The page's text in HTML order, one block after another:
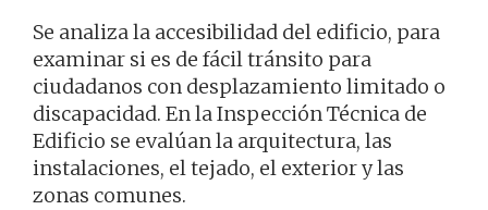
Se analiza la accesibilidad del edificio, para
examinar si es de fácil tránsito para
ciudadanos con desplazamiento limitado o
discapacidad. En la Inspección Técnica de
Edificio se evalúan la arquitectura, las
instalaciones, el tejado, el exterior y las
zonas comunes.